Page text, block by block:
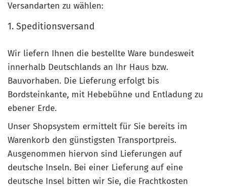
Versandarten zu wählen:
1. Speditionsversand
Wir liefern Ihnen die bestellte Ware bundesweit
innerhalb Deutschlands an Ihr Haus bzw.
Bauvorhaben. Die Lieferung erfolgt bis
Bordsteinkante, mit Hebebühne und Entladung zu
ebener Erde.
Unser Shopsystem ermittelt für Sie bereits im
Warenkorb den günstigsten Transportpreis.
Ausgenommen hiervon sind Lieferungen auf
deutsche Inseln. Bei einer Lieferung auf eine
deutsche Insel bitten wir Sie, die Frachtkosten